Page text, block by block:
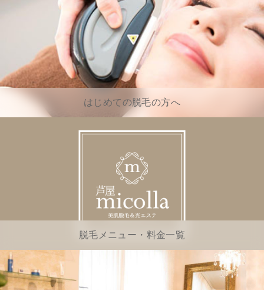
はじめての脱毛の方へ
脱毛メニュー・料金一覧